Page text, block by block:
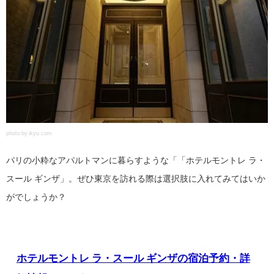
photo by ikyu.com
パリの小粋なアパルトマンに暮らすような「「ホテルモントレ ラ・
スール ギンザ」。ぜひ東京を訪れる際は選択肢に入れてみてはいか
がでしょうか？
ホテルモントレ ラ・スール ギンザの宿泊予約・詳